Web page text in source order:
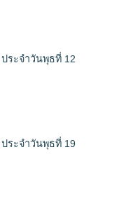
ระจำวันพุธที่ 12
ระจำวันพุธที่ 19